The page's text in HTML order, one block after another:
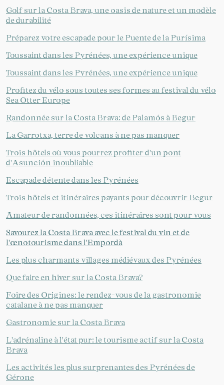
Golf sur la Costa Brava, une oasis de nature et un modèle
de durabilité
Préparez votre escapade pour le Puente de la Purísima
Toussaint dans les Pyrénées, une expérience unique
Toussaint dans les Pyrénées, une expérience unique
Profitez du vélo sous toutes ses formes au festival du vélo
Sea Otter Europe
Randonnée sur la Costa Brava: de Palamós à Begur
La Garrotxa, terre de volcans à ne pas manquer
Trois hôtels où vous pourrez profiter d'un pont
d'Asunción inoubliable
Escapade détente dans les Pyrénées
Trois hôtels et itinéraires payants pour découvrir Begur
Amateur de randonnées, ces itinéraires sont pour vous
Savourez la Costa Brava avec le festival du vin et de
l'œnotourisme dans l'Empordà
Les plus charmants villages médiévaux des Pyrénées
Que faire en hiver sur la Costa Brava?
Foire des Origines: le rendez-vous de la gastronomie
catalane à ne pas manquer
Gastronomie sur la Costa Brava
L'adrénaline à l'état pur: le tourisme actif sur la Costa
Brava
Les activités les plus surprenantes des Pyrénées de
Gérone